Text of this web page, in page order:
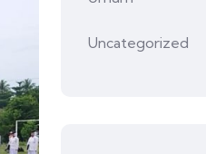
Uncategorized